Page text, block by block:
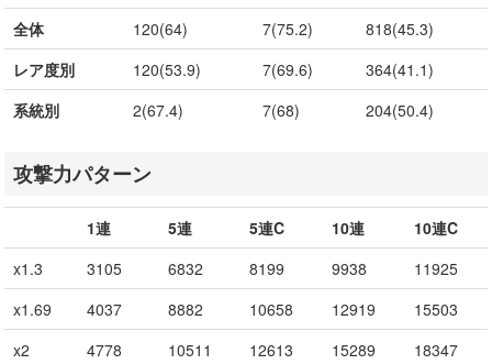
全体
120(64) 7(75.2)
818(45.3)
レア度別
120(53.9) 7(69.6)
364(41.1)
系統別
2(67.4) 7(68) 204(50.4)
攻撃力パターン
1連 5連 5連C 10連
10連C
x1.3
3105 6832 8199 9938
11925
x1.69
4037 8882 10658 12919
15503
x2
4778 10511 12613 15289
18347